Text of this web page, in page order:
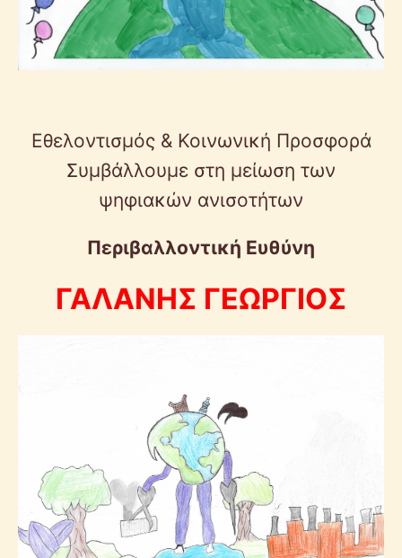
Εθελοντισμός & Κοινωνική Προσφορά
Συμβάλλουμε στη μείωση των
ψηφιακών ανισοτήτων
Περιβαλλοντική Ευθύνη
ΓΑΛΑΝΗΣ ΓΕΩΡΓΙΟΣ